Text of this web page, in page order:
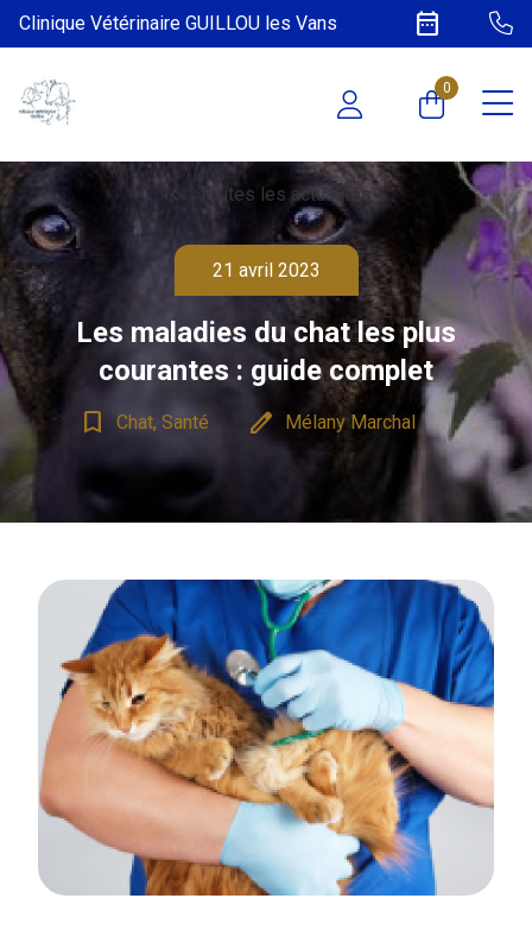
Clinique Vétérinaire GUILLOU les Vans date_range
0
chevron_left Toutes les actualités
21 avril 2023
Les maladies du chat les plus
courantes : guide complet
bookmark_border
Chat, Santé edit Mélany Marchal